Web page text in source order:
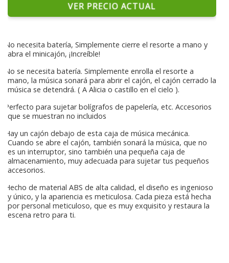
VER PRECIO ACTUAL
No necesita batería, Simplemente cierre el resorte a mano y
abra el minicajón, ¡Increíble!
No se necesita batería. Simplemente enrolla el resorte a
mano, la música sonará para abrir el cajón, el cajón cerrado la
música se detendrá. ( A Alicia o castillo en el cielo ).
Perfecto para sujetar bolígrafos de papelería, etc. Accesorios
que se muestran no incluidos
Hay un cajón debajo de esta caja de música mecánica.
Cuando se abre el cajón, también sonará la música, que no
es un interruptor, sino también una pequeña caja de
almacenamiento, muy adecuada para sujetar tus pequeños
accesorios.
Hecho de material ABS de alta calidad, el diseño es ingenioso
y único, y la apariencia es meticulosa. Cada pieza está hecha
por personal meticuloso, que es muy exquisito y restaura la
escena retro para ti.